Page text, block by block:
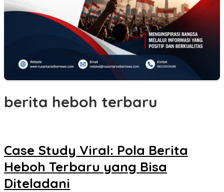
berita heboh terbaru
Case Study Viral: Pola Berita
Heboh Terbaru yang Bisa
Diteladani